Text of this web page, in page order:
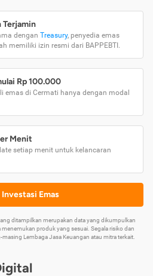
Terjamin
dengan Treasury, penyedia emas
memiliki izin resmi dari BAPPEBTI.
Rp 100.000
emas di Cermati hanya dengan modal
Menit
setiap menit untuk kelancaran
Investasi Emas
ditampilkan merupakan data yang dikumpulkan
produk yang sesuai. Segala risiko dan
Lembaga Jasa Keuangan atau mitra terkait.